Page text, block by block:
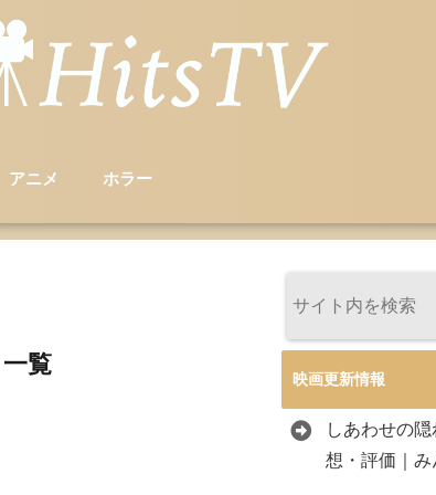
アニメ ホラー
覧
映画更新情報
しあわせの
想・評価｜